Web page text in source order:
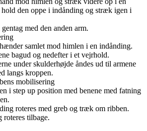
den oppe i indånding og stræk igen i
med den anden arm.
samlet mod himlen i en indånding.
bagud og nedefter i et vejrhold.
under skulderhøjde åndes ud til armene
langs kroppen.
mobilisering
i step up position med benene med fatning
roteres med greb og træk om ribben.
roteres tilbage.